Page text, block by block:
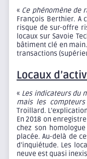
« Ce phénomène
François Berthier. A
risque de sur-offre
locaux sur Savoie
bâtiment clé en
transactions
Locaux
« Les indicateurs du
mais les
Troillard.
En 2018 on
chez son
placée. Au-delà de
d’inquiétude. Les
neuve est quasi